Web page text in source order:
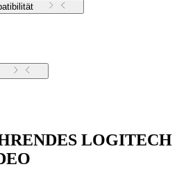
LOGITECH